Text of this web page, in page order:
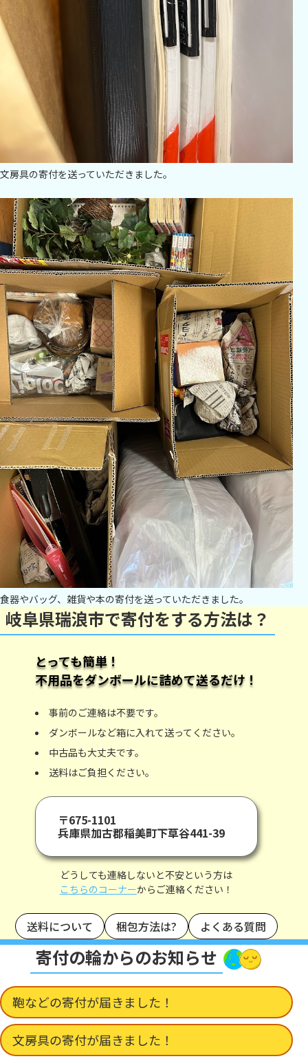
文房具の寄付を送っていただきました。
食器やバッグ、雑貨や本の寄付を送っていただきました。
岐阜県瑞浪市で寄付をする方法は？
とっても簡単！
不用品をダンボールに詰めて送るだけ！
事前のご連絡は不要です。
ダンボールなど箱に入れて送ってください。
中古品も大丈夫です。
送料はご負担ください。
〒675-1101
兵庫県加古郡稲美町下草谷441-39
どうしても連絡しないと不安という方は
こちらのコーナーからご連絡ください！
送料について 梱包方法は? よくある質問
寄付の輪からのお知らせ
鞄などの寄付が届きました！
文房具の寄付が届きました！